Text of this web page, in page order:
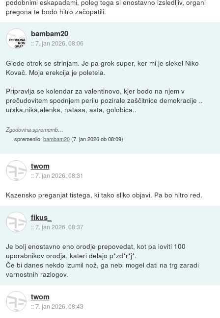
podobnimi eskapadami, poleg tega si enostavno izsledljiv, organi
pregona te bodo hitro začopatili.
bambam20
::7. jan 2026, 08:06
Glede otrok se strinjam. Je pa grok super, ker mi je slekel Niko
Kovač. Moja erekcija je poletela.
Pripravlja se kolendar za valentinovo, kjer bodo na njem v
prečudovitem spodnjem perilu pozirale zaščitnice demokracije ..
urska,nika,alenka, natasa, asta, golobica..
Zgodovina sprememb…
spremenilo:bambam20(7. jan 2026 ob 08:09)
twom
::7. jan 2026, 08:31
Kazensko preganjat tistega, ki tako sliko objavi. Pa bo hitro red.
fikus_
::7. jan 2026, 08:37
Je bolj enostavno eno orodje prepovedat, kot pa loviti 100
uporabnikov orodja, kateri delajo p*zd*r*j*.
Če bi danes nekdo izumil nož, ga nebi mogel dati na trg zaradi
varnostnih razlogov.
twom
::7. jan 2026, 08:43